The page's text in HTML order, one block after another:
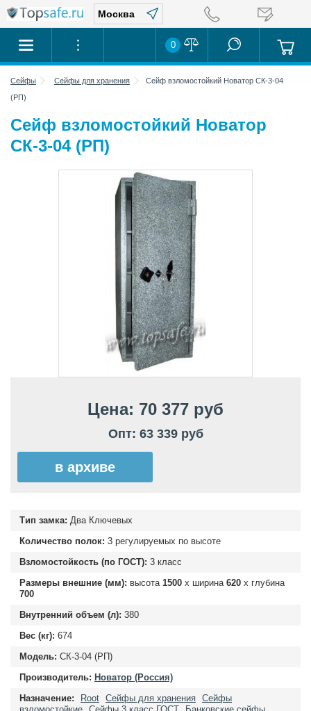
0
Сейфы Сейфы для хранения
Сейф взломостойкий Новатор СК-3-04
(РП)
Сейф взломостойкий Новатор
СК-3-04 (РП)
Цена: 70 377 руб
Опт: 63 339 руб
в архиве
Тип замка: Два Ключевых
Количество полок: 3 регулируемых по высоте
Взломостойкость (по ГОСТ): 3 класс
Размеры внешние (мм): высота 1500 х ширина 620 х глубина
700
Внутренний объем (л): 380
Вес (кг): 674
Модель: СК-3-04 (РП)
Производитель: Новатор (Россия)
Назначение:
Root Сейфы для хранения Сейфы